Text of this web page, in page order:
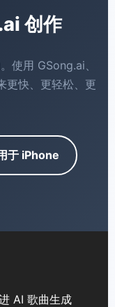
创作
使用 GSong.ai、
更快、更轻松、更
于 iPhone
AI 歌曲生成